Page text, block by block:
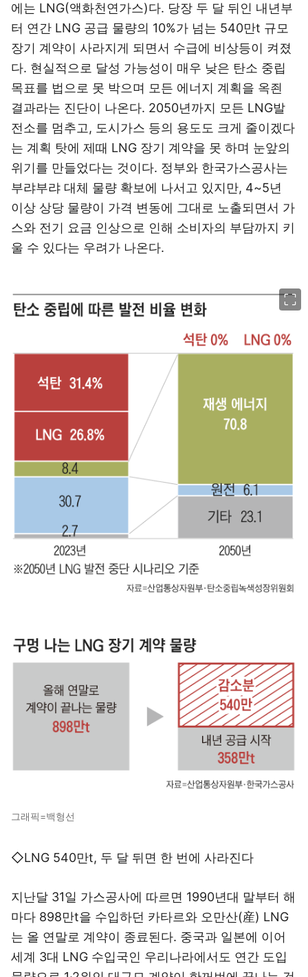
에는 LNG(액화천연가스)다. 당장 두 달 뒤인 내년부
터 연간 LNG 공급 물량의 10%가 넘는 540만t 규모
장기 계약이 사라지게 되면서 수급에 비상등이 켜졌
다. 현실적으로 달성 가능성이 매우 낮은 탄소 중립
목표를 법으로 못 박으며 모든 에너지 계획을 옥죈
결과라는 진단이 나온다. 2050년까지 모든 LNG발
전소를 멈추고, 도시가스 등의 용도도 크게 줄이겠다
는 계획 탓에 제때 LNG 장기 계약을 못 하며 눈앞의
위기를 만들었다는 것이다. 정부와 한국가스공사는
부랴부랴 대체 물량 확보에 나서고 있지만, 4~5년
이상 상당 물량이 가격 변동에 그대로 노출되면서 가
스와 전기 요금 인상으로 인해 소비자의 부담까지 키
울 수 있다는 우려가 나온다.
그래픽=백형선
◇LNG 540만t, 두 달 뒤면 한 번에 사라진다
지난달 31일 가스공사에 따르면 1990년대 말부터 해
마다 898만t을 수입하던 카타르와 오만산(産) LNG
는 올 연말로 계약이 종료된다. 중국과 일본에 이어
세계 3대 LNG 수입국인 우리나라에서도 연간 도입